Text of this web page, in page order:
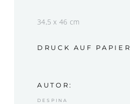
34,5 x 46 cm
DRUCK AUF PAPIER
AUTOR:
DESPINA